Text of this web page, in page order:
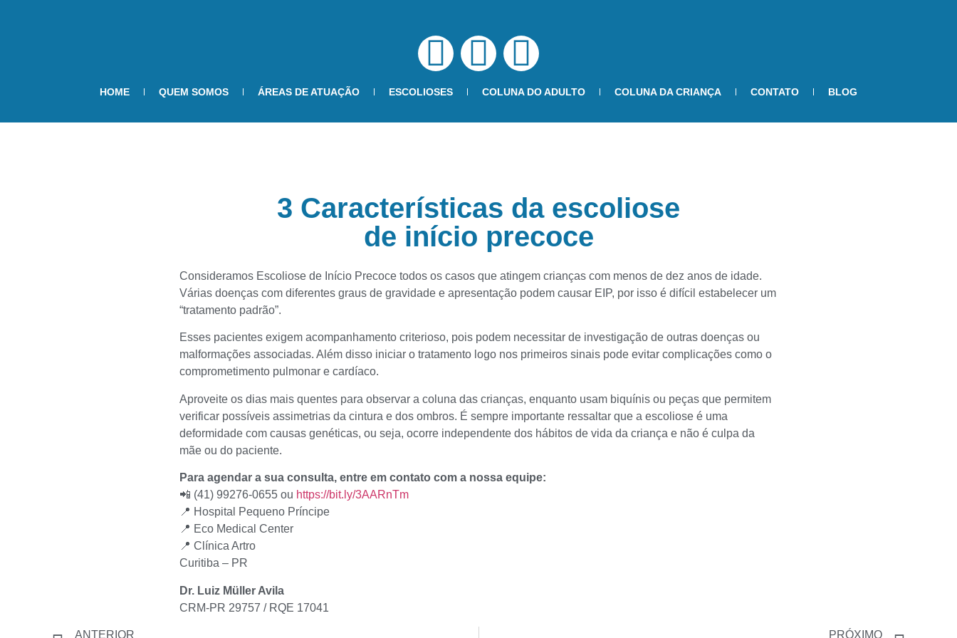
HOME QUEM SOMOS ÁREAS DE ATUAÇÃO ESCOLIOSES COLUNA DO ADULTO COLUNA DA CRIANÇA CONTATO BLOG
3 Características da escoliose
de início precoce
Consideramos Escoliose de Início Precoce todos os casos que atingem crianças com menos de dez anos de idade.
Várias doenças com diferentes graus de gravidade e apresentação podem causar EIP, por isso é difícil estabelecer um
“tratamento padrão”.
Esses pacientes exigem acompanhamento criterioso, pois podem necessitar de investigação de outras doenças ou
malformações associadas. Além disso iniciar o tratamento logo nos primeiros sinais pode evitar complicações como o
comprometimento pulmonar e cardíaco.
Aproveite os dias mais quentes para observar a coluna das crianças, enquanto usam biquínis ou peças que permitem
verificar possíveis assimetrias da cintura e dos ombros. É sempre importante ressaltar que a escoliose é uma
deformidade com causas genéticas, ou seja, ocorre independente dos hábitos de vida da criança e não é culpa da
mãe ou do paciente.
Para agendar a sua consulta, entre em contato com a nossa equipe:
📲 (41) 99276-0655 ou https://bit.ly/3AARnTm
📍 Hospital Pequeno Príncipe
📍 Eco Medical Center
📍 Clínica Artro
Curitiba – PR
Dr. Luiz Müller Avila
CRM-PR 29757 / RQE 17041
ANTERIOR PRÓXIMO